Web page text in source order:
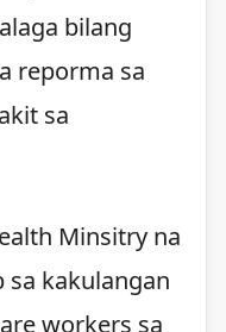
bilang
reporma sa
sa
Minsitry na
sa kakulangan
workers sa